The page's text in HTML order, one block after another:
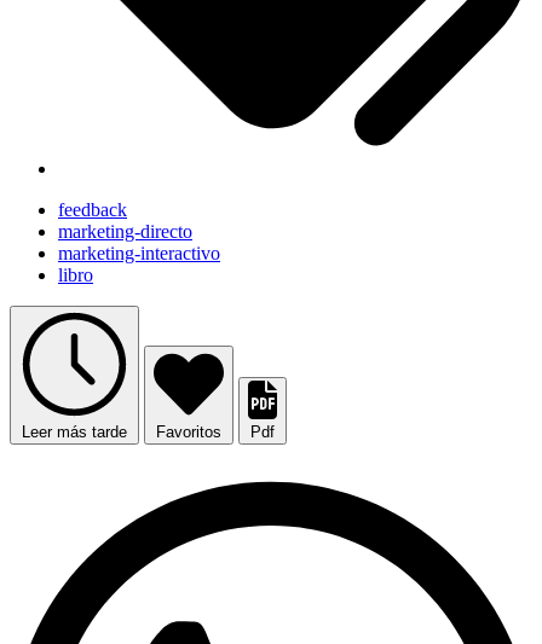
feedback
marketing-directo
marketing-interactivo
libro
Leer más tarde Favoritos Pdf